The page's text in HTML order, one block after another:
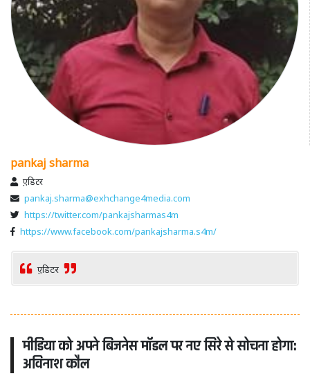
pankaj sharma
ए़़डिटर
pankaj.sharma@exhchange4media.com
https://twitter.com/pankajsharmas4m
https://www.facebook.com/pankajsharma.s4m/
ए़़डिटर
मीडिया को अपने बिजनेस मॉडल पर नए सिरे से सोचना होगा:
अविनाश कौल